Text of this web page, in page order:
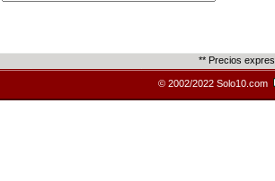
** Precios
© 2002/2022 Solo10.com